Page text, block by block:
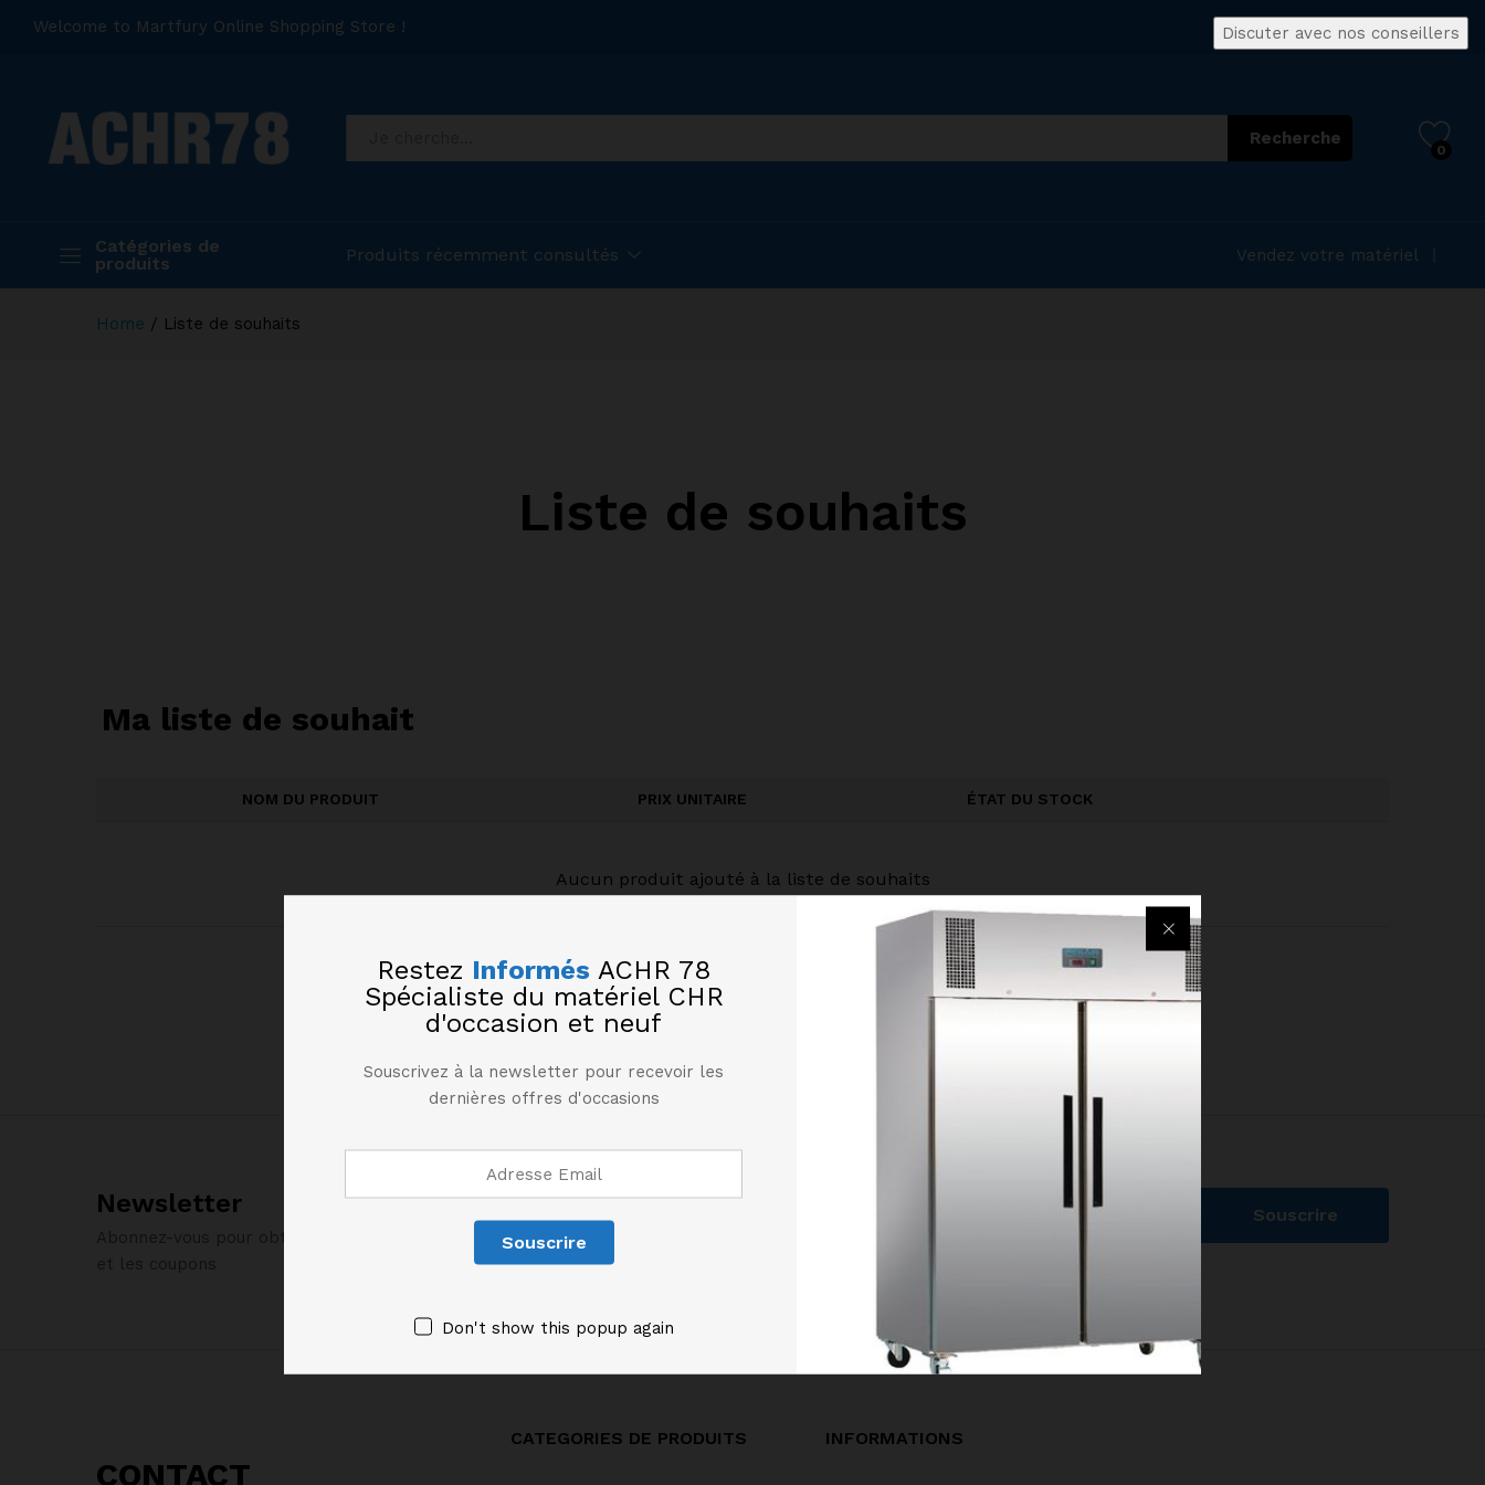
Welcome to Martfury Online Shopping Store !
Recherche
0
Catégories de
produits
Produits récemment consultés Vendez votre matériel
Home / Liste de souhaits
Liste de souhaits
Ma liste de souhait
NOM DU PRODUIT PRIX UNITAIRE ÉTAT DU STOCK
Aucun produit ajouté à la liste de souhaits
Newsletter
Abonnez-vous pour obtenir des informations sur les produits
CONTACT
CATEGORIES DE PRODUITS INFORMATIONS
Restez Informés ACHR 78
Spécialiste du matériel CHR
d'occasion et neuf
Souscrivez à la newsletter pour recevoir les
dernières offres d'occasions
Don't show this popup again
Discuter avec nos conseillers